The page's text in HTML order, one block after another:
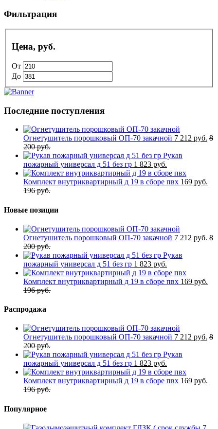
Фильтрация
Цена, руб.
От
До
Последние поступления
Огнетушитель порошковый ОП-70 закачной 7 212 руб. 8
200 руб.
Рукав
пожарный универсал д 51 без гр 1 823 руб.
Комплект внутриквартирный д 19 в сборе пвх 169 руб.
196 руб.
Новые позиции
Огнетушитель порошковый ОП-70 закачной 7 212 руб. 8
200 руб.
Рукав
пожарный универсал д 51 без гр 1 823 руб.
Комплект внутриквартирный д 19 в сборе пвх 169 руб.
196 руб.
Распродажа
Огнетушитель порошковый ОП-70 закачной 7 212 руб. 8
200 руб.
Рукав
пожарный универсал д 51 без гр 1 823 руб.
Комплект внутриквартирный д 19 в сборе пвх 169 руб.
196 руб.
Популярное